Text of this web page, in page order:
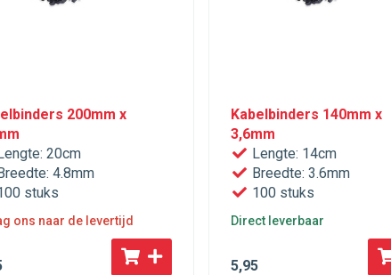
200mm x
20cm
4.8mm
stuks
ons naar de levertijd
Kabelbinders 140mm x
3,6mm
Lengte: 14cm
Breedte: 3.6mm
100 stuks
Direct leverbaar
5,95